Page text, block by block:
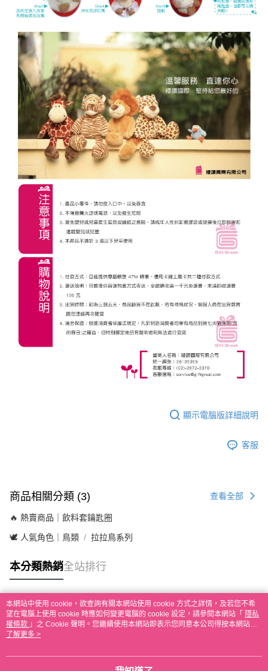
顯示電腦版詳細說明
客服
商品相關分類 (3) 查看全部
🔥 熱賣商品｜飲料套鑰匙圈
🕊️ 人氣角色｜鳥類 拉拉鳥系列
本分類熱銷全站排行
熱門標籤
本網站中使用 cookie，欲查詢有關本網站使用 cookie 方式之詳情，及若您不希
望在電腦上使用 cookie 時應如何變更電腦的 cookie 設定，請參閱本網站「 隱私
權條款 」之 Cookie 聲明。您繼續使用本網站即表示您同意本公司得按本網站使
用條款之 Cookie 聲明使用 cookie。
了解更多 >